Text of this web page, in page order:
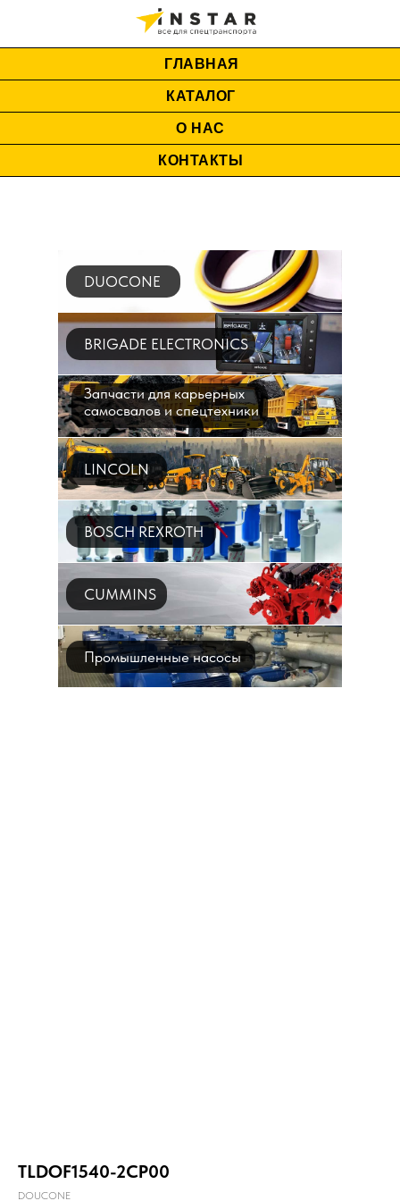
ГЛАВНАЯ
КАТАЛОГ
О НАС
КОНТАКТЫ
DUOCONE
BRIGADE ELECTRONICS
Запчасти для карьерных
самосвалов и спецтехники
LINCOLN
BOSCH REXROTH
CUMMINS
Промышленные насосы
TLDOF1540-2CP00
DOUCONE